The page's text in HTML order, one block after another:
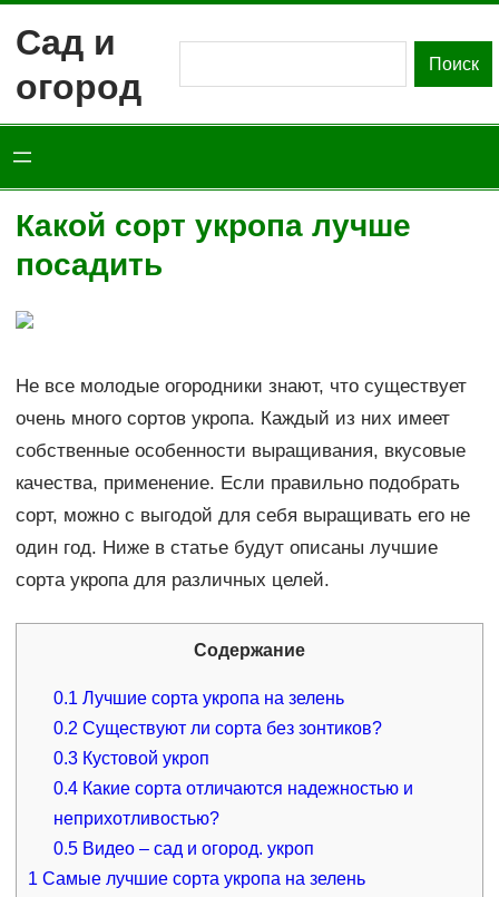
содержимому
Сад и
огород
Поиск
Какой сорт укропа лучше
посадить
Не все молодые огородники знают, что существует
очень много сортов укропа. Каждый из них имеет
собственные особенности выращивания, вкусовые
качества, применение. Если правильно подобрать
сорт, можно с выгодой для себя выращивать его не
один год. Ниже в статье будут описаны лучшие
сорта укропа для различных целей.
Содержание
0.1 Лучшие сорта укропа на зелень
0.2 Существуют ли сорта без зонтиков?
0.3 Кустовой укроп
0.4 Какие сорта отличаются надежностью и
неприхотливостью?
0.5 Видео – сад и огород. укроп
1 Самые лучшие сорта укропа на зелень